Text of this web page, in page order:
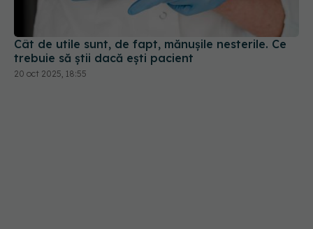
Cât de utile sunt, de fapt, mănușile nesterile. Ce
trebuie să știi dacă ești pacient
20 oct 2025, 18:55